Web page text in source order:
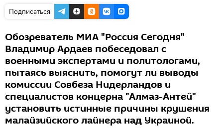
Подписаться
Обозреватель МИА "Россия Сегодня"
Владимир Ардаев побеседовал с
военными экспертами и политологами,
пытаясь выяснить, помогут ли выводы
комиссии Совбеза Нидерландов и
специалистов концерна "Алмаз-Антей"
установить истинные причины крушения
малайзийского лайнера над Украиной.